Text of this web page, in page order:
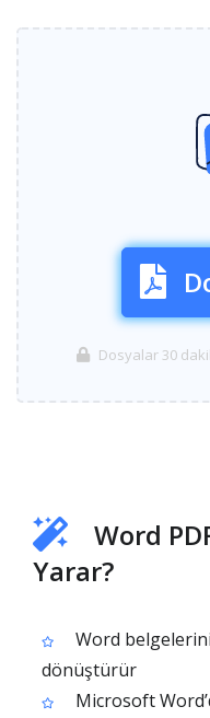
Dosyalar 30
Word
Yarar?
Word belgelerini
dönüştürür
Microsoft